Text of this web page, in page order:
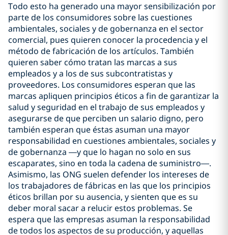
Todo esto ha generado una mayor sensibilización por
parte de los consumidores sobre las cuestiones
ambientales, sociales y de gobernanza en el sector
comercial, pues quieren conocer la procedencia y el
método de fabricación de los artículos. También
quieren saber cómo tratan las marcas a sus
empleados y a los de sus subcontratistas y
proveedores. Los consumidores esperan que las
marcas apliquen principios éticos a fin de garantizar la
salud y seguridad en el trabajo de sus empleados y
asegurarse de que perciben un salario digno, pero
también esperan que éstas asuman una mayor
responsabilidad en cuestiones ambientales, sociales y
de gobernanza —y que lo hagan no solo en sus
escaparates, sino en toda la cadena de suministro—.
Asimismo, las ONG suelen defender los intereses de
los trabajadores de fábricas en las que los principios
éticos brillan por su ausencia, y sienten que es su
deber moral sacar a relucir estos problemas. Se
espera que las empresas asuman la responsabilidad
de todos los aspectos de su producción, y aquellas